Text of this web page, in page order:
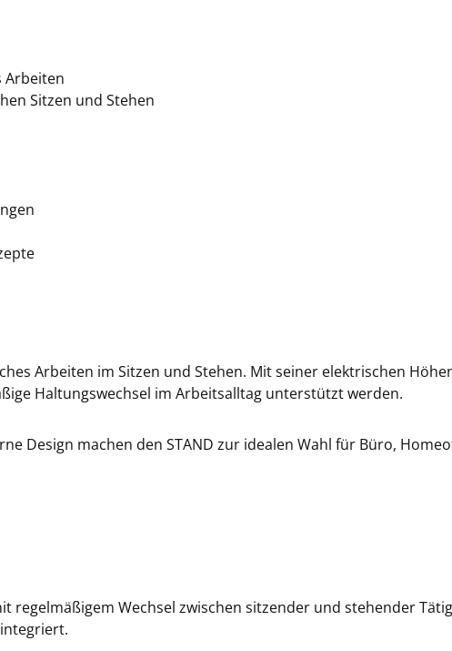
Arbeiten
Sitzen und Stehen
Arbeiten im Sitzen und Stehen. Mit seiner elektrischen
Haltungswechsel im Arbeitsalltag unterstützt werden.
Design machen den STAND zur idealen Wahl für Büro,
regelmäßigem Wechsel zwischen sitzender und stehender